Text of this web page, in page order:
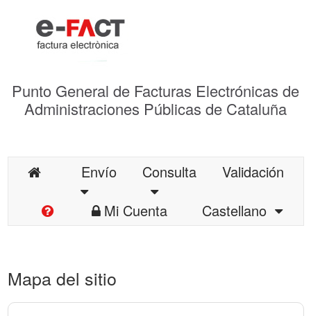
Punto General de Facturas Electrónicas de
Administraciones Públicas de Cataluña
Envío Consulta
Validación
Mi Cuenta
Castellano
Mapa del sitio